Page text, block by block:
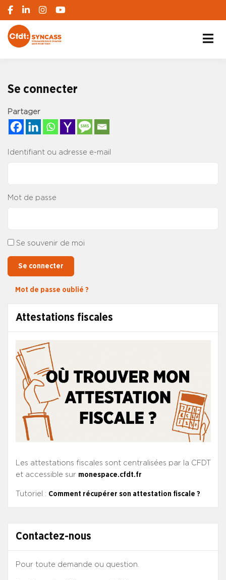
Attestations fiscales
Les attestations fiscales sont centralisées par la CFDT
et accessible sur monespace.cfdt.fr
Tutoriel : Comment récupérer son attestation fiscale ?
Contactez-nous
Pour toute demande ou question.
Se connecter
Partager
Identifiant ou adresse e-mail
Mot de passe
Se souvenir de moi
Se connecter
Mot de passe oublié ?